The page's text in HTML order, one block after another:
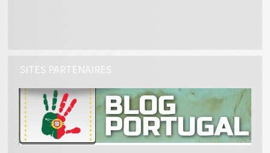
SITES PARTENAIRES